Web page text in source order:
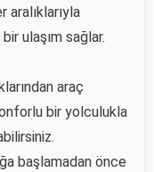
aralıklarıyla
ulaşım sağlar.
araç
bir yolculukla
başlamadan önce